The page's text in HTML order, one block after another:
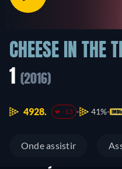
CHEESE IN THE
1
(2016)
4928. -13 41%
Onde assistir